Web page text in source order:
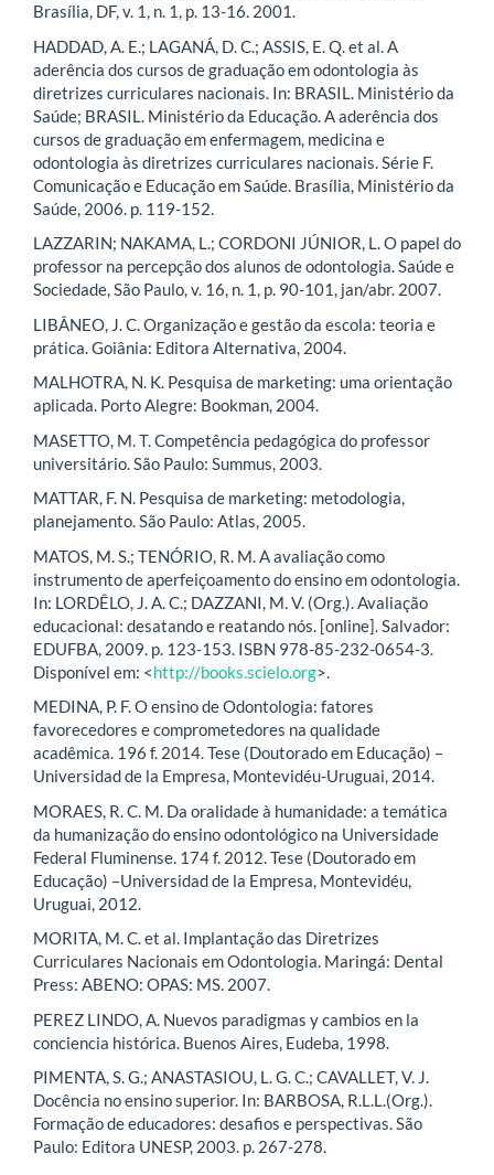
Brasília, DF, v. 1, n. 1, p. 13-16. 2001.
HADDAD, A. E.; LAGANÁ, D. C.; ASSIS, E. Q. et al. A
aderência dos cursos de graduação em odontologia às
diretrizes curriculares nacionais. In: BRASIL. Ministério da
Saúde; BRASIL. Ministério da Educação. A aderência dos
cursos de graduação em enfermagem, medicina e
odontologia às diretrizes curriculares nacionais. Série F.
Comunicação e Educação em Saúde. Brasília, Ministério da
Saúde, 2006. p. 119-152.
LAZZARIN; NAKAMA, L.; CORDONI JÚNIOR, L. O papel do
professor na percepção dos alunos de odontologia. Saúde e
Sociedade, São Paulo, v. 16, n. 1, p. 90-101, jan/abr. 2007.
LIBÂNEO, J. C. Organização e gestão da escola: teoria e
prática. Goiânia: Editora Alternativa, 2004.
MALHOTRA, N. K. Pesquisa de marketing: uma orientação
aplicada. Porto Alegre: Bookman, 2004.
MASETTO, M. T. Competência pedagógica do professor
universitário. São Paulo: Summus, 2003.
MATTAR, F. N. Pesquisa de marketing: metodologia,
planejamento. São Paulo: Atlas, 2005.
MATOS, M. S.; TENÓRIO, R. M. A avaliação como
instrumento de aperfeiçoamento do ensino em odontologia.
In: LORDÊLO, J. A. C.; DAZZANI, M. V. (Org.). Avaliação
educacional: desatando e reatando nós. [online]. Salvador:
EDUFBA, 2009. p. 123-153. ISBN 978-85-232-0654-3.
Disponível em: <http://books.scielo.org>.
MEDINA, P. F. O ensino de Odontologia: fatores
favorecedores e comprometedores na qualidade
acadêmica. 196 f. 2014. Tese (Doutorado em Educação) –
Universidad de la Empresa, Montevidéu-Uruguai, 2014.
MORAES, R. C. M. Da oralidade à humanidade: a temática
da humanização do ensino odontológico na Universidade
Federal Fluminense. 174 f. 2012. Tese (Doutorado em
Educação) –Universidad de la Empresa, Montevidéu,
Uruguai, 2012.
MORITA, M. C. et al. Implantação das Diretrizes
Curriculares Nacionais em Odontologia. Maringá: Dental
Press: ABENO: OPAS: MS. 2007.
PEREZ LINDO, A. Nuevos paradigmas y cambios en la
conciencia histórica. Buenos Aires, Eudeba, 1998.
PIMENTA, S. G.; ANASTASIOU, L. G. C.; CAVALLET, V. J.
Docência no ensino superior. In: BARBOSA, R.L.L.(Org.).
Formação de educadores: desafios e perspectivas. São
Paulo: Editora UNESP, 2003. p. 267-278.